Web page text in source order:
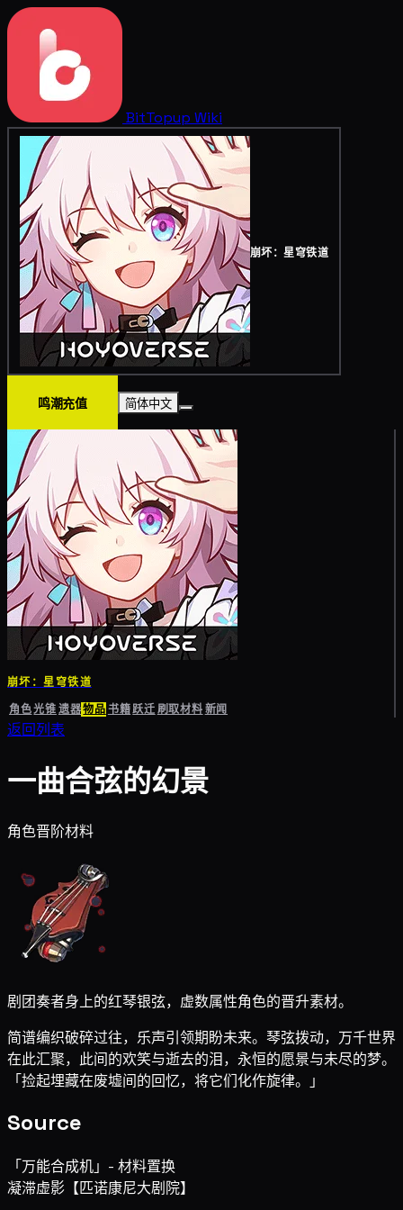
BitTopup Wiki
崩坏：星穹铁道
鸣潮充值 简体中文
崩坏：星穹铁道
角色光锥遗器物品书籍跃迁刷取材料新闻
返回列表
一曲合弦的幻景
角色晋阶材料
剧团奏者身上的红琴银弦，虚数属性角色的晋升素材。
简谱编织破碎过往，乐声引领期盼未来。琴弦拨动，万千世界
在此汇聚，此间的欢笑与逝去的泪，永恒的愿景与未尽的梦。
「捡起埋藏在废墟间的回忆，将它们化作旋律。」
Source
「万能合成机」- 材料置换
凝滞虚影【匹诺康尼大剧院】